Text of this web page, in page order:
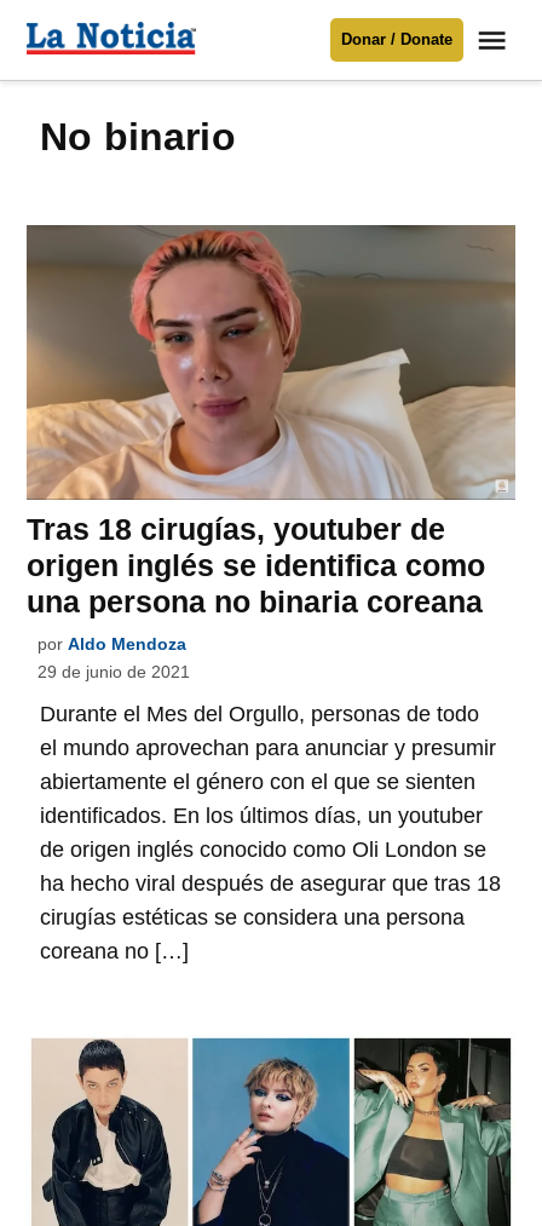
Para mantenerte informado necesitamos
contenido
Noticia
Donar / Donate
no binario
Tras 18 cirugías, youtuber de
origen inglés se identifica como
una persona no binaria coreana
por Aldo Mendoza
29 de junio de 2021
Durante el Mes del Orgullo, personas de todo
el mundo aprovechan para anunciar y presumir
abiertamente el género con el que se sienten
identificados. En los últimos días, un youtuber
de origen inglés conocido como Oli London se
ha hecho viral después de asegurar que tras 18
cirugías estéticas se considera una persona
coreana no […]